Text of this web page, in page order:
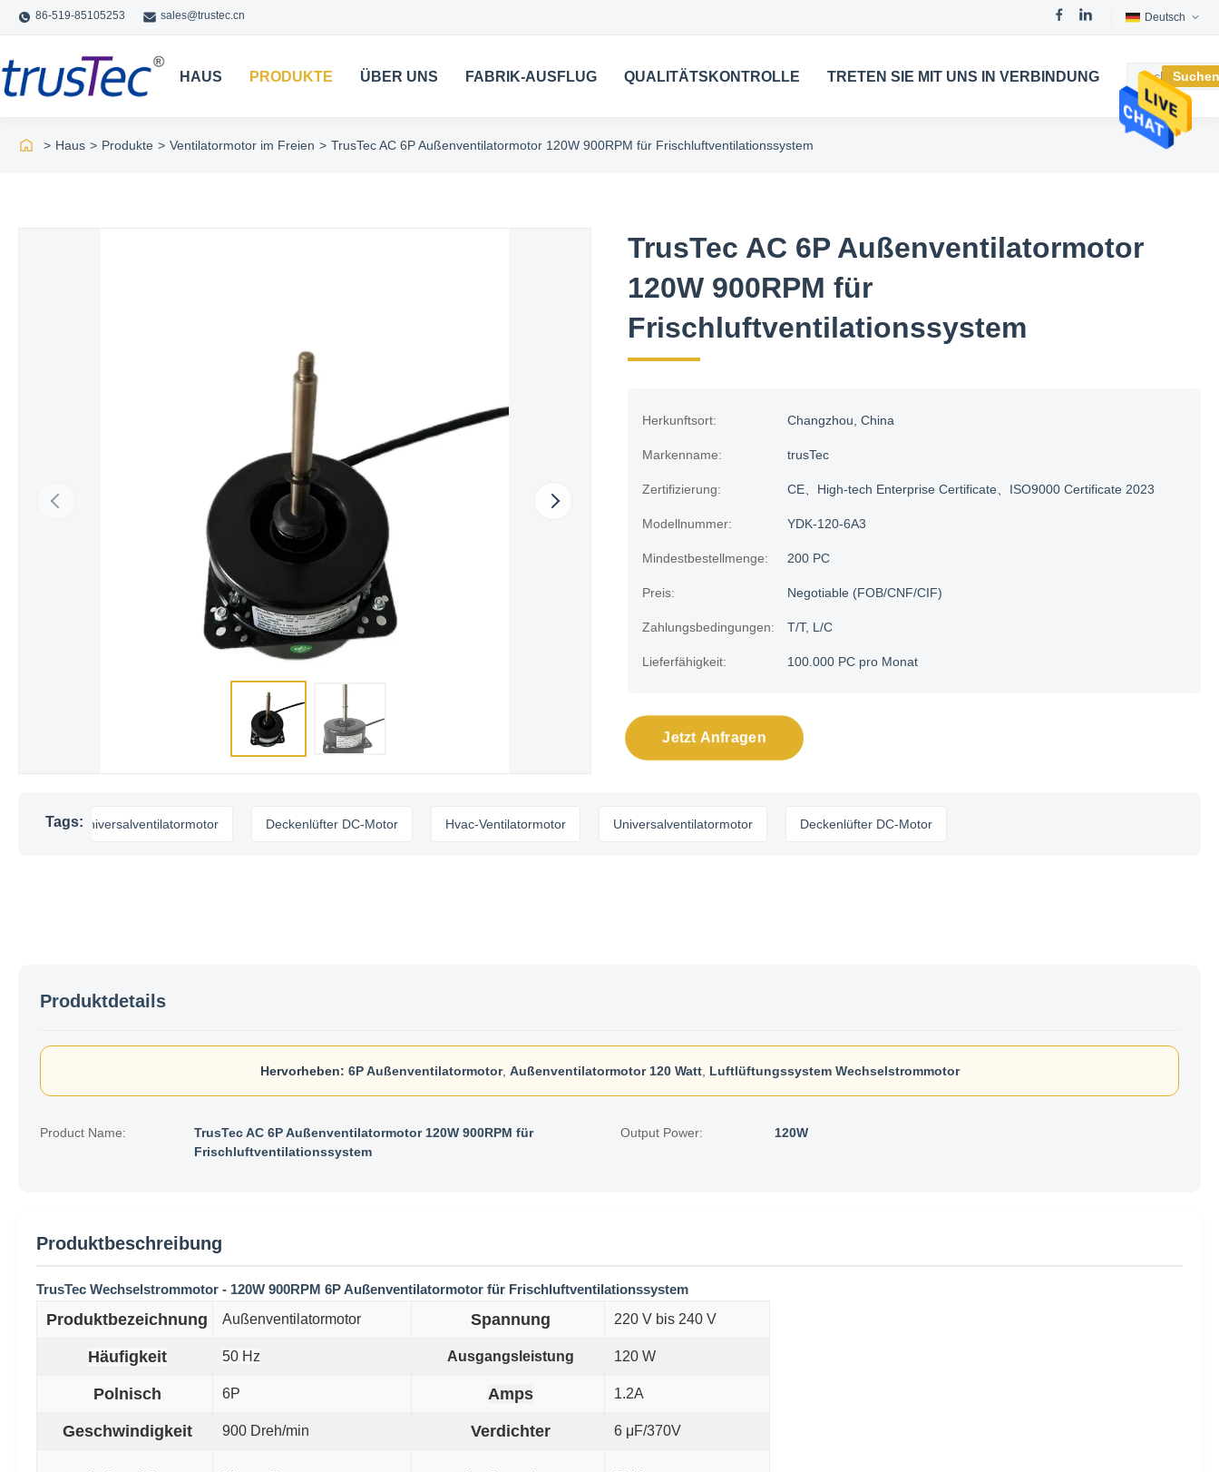
86-519-85105253 sales@trustec.cn Deutsch
HAUS PRODUKTE ÜBER UNS FABRIK-AUSFLUG QUALITÄTSKONTROLLE TRETEN SIE MIT UNS IN VERBINDUNG
> Haus > Produkte > Ventilatormotor im Freien > TrusTec AC 6P Außenventilatormotor 120W 900RPM für Frischluftventilationssystem
TrusTec AC 6P Außenventilatormotor
120W 900RPM für
Frischluftventilationssystem
Herkunftsort: Changzhou, China
Markenname: trusTec
Zertifizierung: CE、High-tech Enterprise Certificate、ISO9000 Certificate 2023
Modellnummer: YDK-120-6A3
Mindestbestellmenge: 200 PC
Preis: Negotiable (FOB/CNF/CIF)
Zahlungsbedingungen: T/T, L/C
Lieferfähigkeit: 100.000 PC pro Monat
Jetzt Anfragen
Tags:
Universalventilatormotor Deckenlüfter DC-Motor Hvac-Ventilatormotor Universalventilatormotor Deckenlüfter DC-Motor
Produktdetails
Hervorheben: 6P Außenventilatormotor, Außenventilatormotor 120 Watt, Luftlüftungssystem Wechselstrommotor
Product Name:
TrusTec AC 6P Außenventilatormotor 120W 900RPM für
Frischluftventilationssystem
Output Power: 120W
Produktbeschreibung
TrusTec Wechselstrommotor - 120W 900RPM 6P Außenventilatormotor für Frischluftventilationssystem
Produktbezeichnung Außenventilatormotor Spannung 220 V bis 240 V
Häufigkeit 50 Hz Ausgangsleistung 120 W
Polnisch 6P Amps 1.2A
Geschwindigkeit 900 Dreh/min Verdichter 6 μF/370V